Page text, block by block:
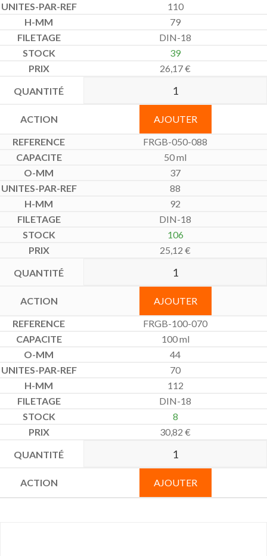
110
79
DIN-18
39
26,17€
AJOUTER
FRGB-050-088
50 ml
37
88
92
DIN-18
106
25,12 €
AJOUTER
FRGB-100-070
100 ml
44
70
112
DIN-18
8
30,82 €
AJOUTER